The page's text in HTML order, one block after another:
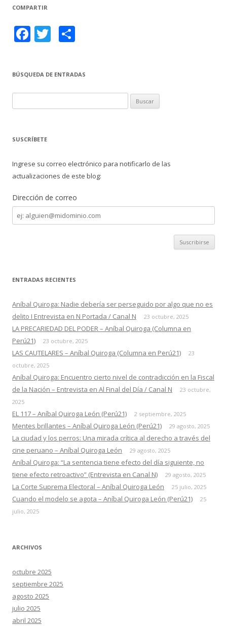
COMPARTIR
F
b
o
o
k
T
er p
ar
ti
BÚSQUEDA DE ENTRADAS
u
c
r
SUSCRÍBETE
Ingrese su correo electrónico para notificarlo de las
actualizaciones de este blog:
Dirección de correo
Dirección
de
correo
ENTRADAS RECIENTES
Aníbal Quiroga: Nadie debería ser perseguido por algo que no es
delito I Entrevista en N Portada / Canal N
23 octubre, 2025
LA PRECARIEDAD DEL PODER – Aníbal Quiroga (Columna en
Perú21)
23 octubre, 2025
LAS CAUTELARES – Aníbal Quiroga (Columna en Perú21)
23
octubre, 2025
Aníbal Quiroga: Encuentro cierto nivel de contradicción en la Fiscal
de la Nación – Entrevista en Al Final del Día / Canal N
23 octubre,
2025
EL 117 – Aníbal Quiroga León (Perú21) 2 septiembre, 2025
Mentes brillantes – Aníbal Quiroga León (Perú21) 29 agosto, 2025
La ciudad y los perros: Una mirada crítica al derecho a través del
cine peruano – Aníbal Quiroga León
29 agosto, 2025
Aníbal Quiroga: “La sentencia tiene efecto del día siguiente, no
tiene efecto retroactivo” (Entrevista en Canal N)
29 agosto, 2025
La Corte Suprema Electoral – Aníbal Quiroga León 25 julio, 2025
Cuando el modelo se agota – Aníbal Quiroga León (Perú21)
25
julio, 2025
ARCHIVOS
octubre 2025
septiembre 2025
agosto 2025
julio 2025
abril 2025